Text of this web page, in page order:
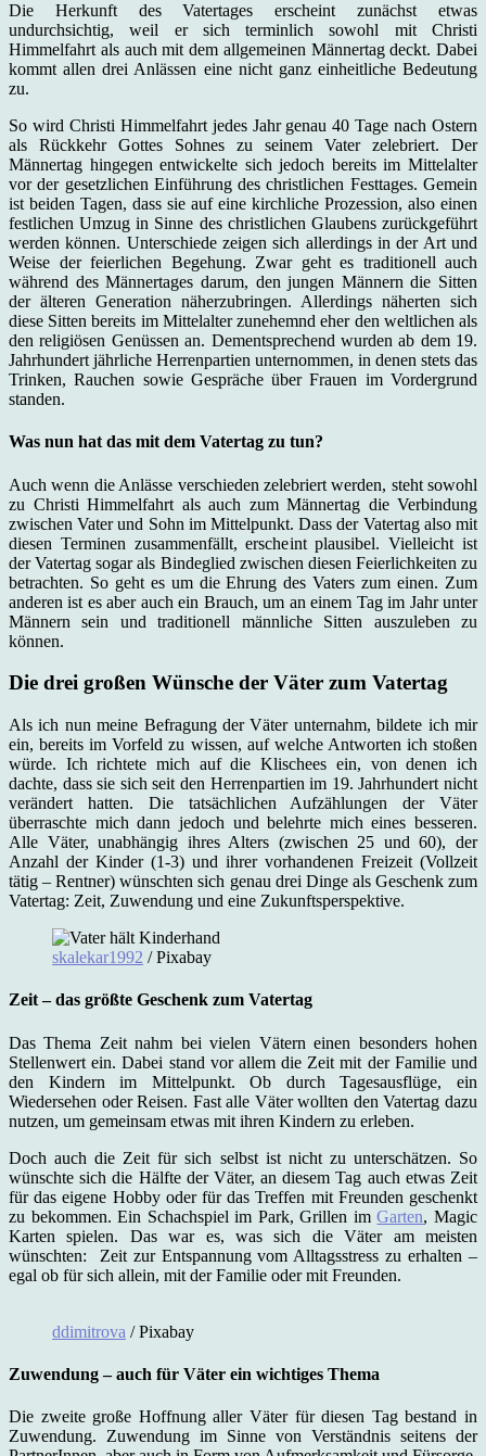
Die Herkunft des Vatertages erscheint zunächst etwas
undurchsichtig, weil er sich terminlich sowohl mit Christi
Himmelfahrt als auch mit dem allgemeinen Männertag deckt. Dabei
kommt allen drei Anlässen eine nicht ganz einheitliche Bedeutung
zu.
So wird Christi Himmelfahrt jedes Jahr genau 40 Tage nach Ostern
als Rückkehr Gottes Sohnes zu seinem Vater zelebriert. Der
Männertag hingegen entwickelte sich jedoch bereits im Mittelalter
vor der gesetzlichen Einführung des christlichen Festtages. Gemein
ist beiden Tagen, dass sie auf eine kirchliche Prozession, also einen
festlichen Umzug in Sinne des christlichen Glaubens zurückgeführt
werden können. Unterschiede zeigen sich allerdings in der Art und
Weise der feierlichen Begehung. Zwar geht es traditionell auch
während des Männertages darum, den jungen Männern die Sitten
der älteren Generation näherzubringen. Allerdings näherten sich
diese Sitten bereits im Mittelalter zunehemnd eher den weltlichen als
den religiösen Genüssen an. Dementsprechend wurden ab dem 19.
Jahrhundert jährliche Herrenpartien unternommen, in denen stets das
Trinken, Rauchen sowie Gespräche über Frauen im Vordergrund
standen.
Was nun hat das mit dem Vatertag zu tun?
Auch wenn die Anlässe verschieden zelebriert werden, steht sowohl
zu Christi Himmelfahrt als auch zum Männertag die Verbindung
zwischen Vater und Sohn im Mittelpunkt. Dass der Vatertag also mit
diesen Terminen zusammenfällt, erscheint plausibel. Vielleicht ist
der Vatertag sogar als Bindeglied zwischen diesen Feierlichkeiten zu
betrachten. So geht es um die Ehrung des Vaters zum einen. Zum
anderen ist es aber auch ein Brauch, um an einem Tag im Jahr unter
Männern sein und traditionell männliche Sitten auszuleben zu
können.
Die drei großen Wünsche der Väter zum Vatertag
Als ich nun meine Befragung der Väter unternahm, bildete ich mir
ein, bereits im Vorfeld zu wissen, auf welche Antworten ich stoßen
würde. Ich richtete mich auf die Klischees ein, von denen ich
dachte, dass sie sich seit den Herrenpartien im 19. Jahrhundert nicht
verändert hatten. Die tatsächlichen Aufzählungen der Väter
überraschte mich dann jedoch und belehrte mich eines besseren.
Alle Väter, unabhängig ihres Alters (zwischen 25 und 60), der
Anzahl der Kinder (1-3) und ihrer vorhandenen Freizeit (Vollzeit
tätig – Rentner) wünschten sich genau drei Dinge als Geschenk zum
Vatertag: Zeit, Zuwendung und eine Zukunftsperspektive.
skalekar1992 / Pixabay
Zeit – das größte Geschenk zum Vatertag
Das Thema Zeit nahm bei vielen Vätern einen besonders hohen
Stellenwert ein. Dabei stand vor allem die Zeit mit der Familie und
den Kindern im Mittelpunkt. Ob durch Tagesausflüge, ein
Wiedersehen oder Reisen. Fast alle Väter wollten den Vatertag dazu
nutzen, um gemeinsam etwas mit ihren Kindern zu erleben.
Doch auch die Zeit für sich selbst ist nicht zu unterschätzen. So
wünschte sich die Hälfte der Väter, an diesem Tag auch etwas Zeit
für das eigene Hobby oder für das Treffen mit Freunden geschenkt
zu bekommen. Ein Schachspiel im Park, Grillen imGarten, Magic
Karten spielen. Das war es, was sich die Väter am meisten
wünschten: Zeit zur Entspannung vom Alltagsstress zu erhalten –
egal ob für sich allein, mit der Familie oder mit Freunden.
ddimitrova / Pixabay
Zuwendung – auch für Väter ein wichtiges Thema
Die zweite große Hoffnung aller Väter für diesen Tag bestand in
Zuwendung. Zuwendung im Sinne von Verständnis seitens der